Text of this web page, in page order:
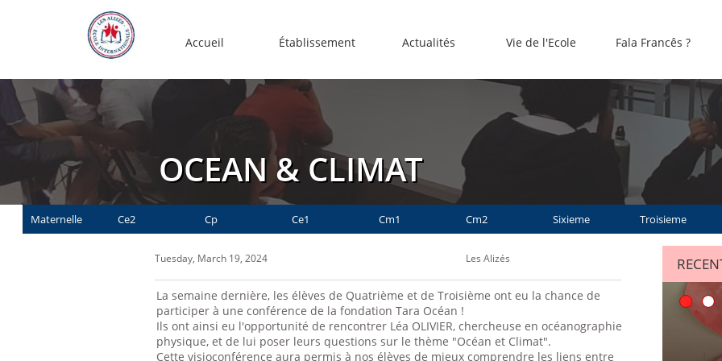
Accueil Établissement Actualités Vie de l'Ecole Fala Francês ?
OCEAN & CLIMAT
Maternelle Ce2 Cp Ce1 Cm1 Cm2 Sixieme Troisieme
Tuesday, March 19, 2024
La semaine dernière, les élèves de Quatrième et de Troisième ont eu la chance de
participer à une conférence de la fondation Tara Océan !
Ils ont ainsi eu l'opportunité de rencontrer Léa OLIVIER, chercheuse en océanographie
physique, et de lui poser leurs questions sur le thème "Océan et Climat".
Cette visioconférence aura permis à nos élèves de mieux comprendre les liens entre
Les Alizés